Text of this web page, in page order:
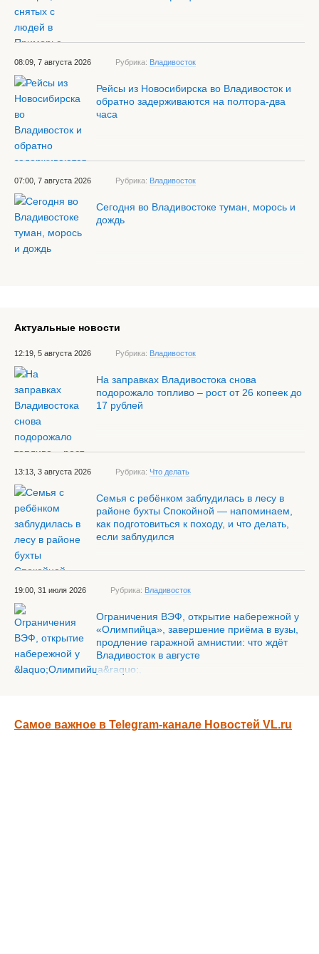
08:09, 7 августа 2026 Рубрика: Владивосток
Рейсы из Новосибирска во Владивосток и
обратно задерживаются на полтора-два
часа
07:00, 7 августа 2026 Рубрика: Владивосток
Сегодня во Владивостоке туман, морось и
дождь
Актуальные новости
12:19, 5 августа 2026 Рубрика: Владивосток
На заправках Владивостока снова
подорожало топливо – рост от 26 копеек до
17 рублей
13:13, 3 августа 2026 Рубрика: Что делать
Семья с ребёнком заблудилась в лесу в
районе бухты Спокойной — напоминаем,
как подготовиться к походу, и что делать,
если заблудился
19:00, 31 июля 2026 Рубрика: Владивосток
Ограничения ВЭФ, открытие набережной у
«Олимпийца», завершение приёма в вузы,
продление гаражной амнистии: что ждёт
Владивосток в августе
Самое важное в Telegram-канале Новостей VL.ru